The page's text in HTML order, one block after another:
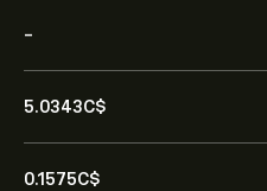
-
5.0343‎C$‎
0.1575‎C$‎